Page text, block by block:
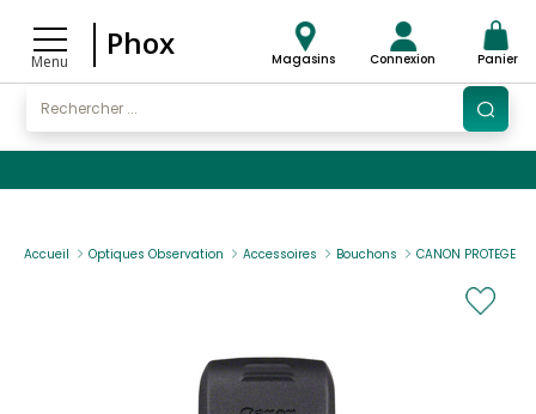
Menu
Phox Magasins Connexion Panier
Accueil Optiques Observation Accessoires Bouchons CANON PROTEGE